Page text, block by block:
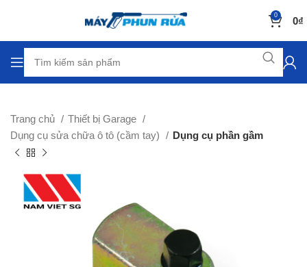
0 0₫
Trang chủ
Thiết bị Garage
Dụng cụ sửa chữa ô tô (cầm tay)
Dụng cụ phần gầm